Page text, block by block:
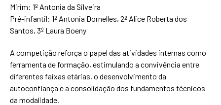
Mirim: 1º Antonia da Silveira
Pré-infantil: 1º Antonia Dornelles, 2º Alice Roberta dos
Santos, 3º Laura Boeny
A competição reforça o papel das atividades internas como
ferramenta de formação, estimulando a convivência entre
diferentes faixas etárias, o desenvolvimento da
autoconfiança e a consolidação dos fundamentos técnicos
da modalidade.